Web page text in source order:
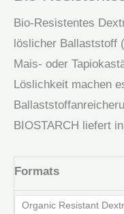
Bio-Resistentes
löslicher Ballaststoff
Mais- oder
Löslichkeit machen
BIOSTARCH liefert
Formats
Organic Resistant